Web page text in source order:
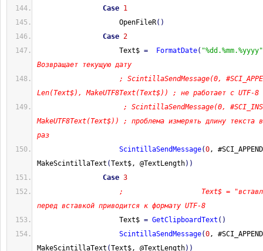
Case 1
OpenFileR( )
Case 2
Text$ = FormatDate( "%dd.%mm.%yyyy"
Возвращает текущую дату
; ScintillaSendMessage(0,
Len(Text$), MakeUTF8Text(Text$)) ; не работает с UTF-8
; ScintillaSendMessage(0,
MakeUTF8Text(Text$)) ; проблема измерять длину
раз
ScintillaSendMessage(0,
MakeScintillaText (Text$, @TextLength) )
Case 3
;                   Text$ =
перед вставкой приводится к формату UTF-8
Text$ = GetClipboardText ( )
ScintillaSendMessage(0,
MakeScintillaText (Text$, @TextLength) )